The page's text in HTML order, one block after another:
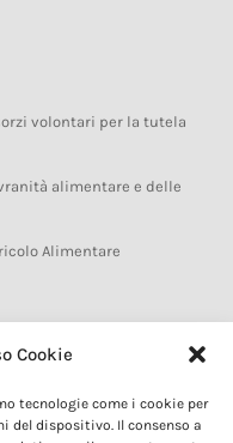
Cookie
tecnologie come i cookie per
del dispositivo. Il consenso a
volontari per la tutela
alimentare e delle
Alimentare